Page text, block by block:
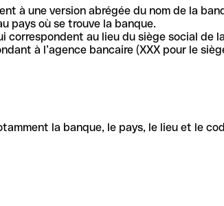
à une version abrégée du nom de la
pays où se trouve la banque.
correspondent au lieu du siège social de
à l’agence bancaire (XXX pour le
la banque, le pays, le lieu et le